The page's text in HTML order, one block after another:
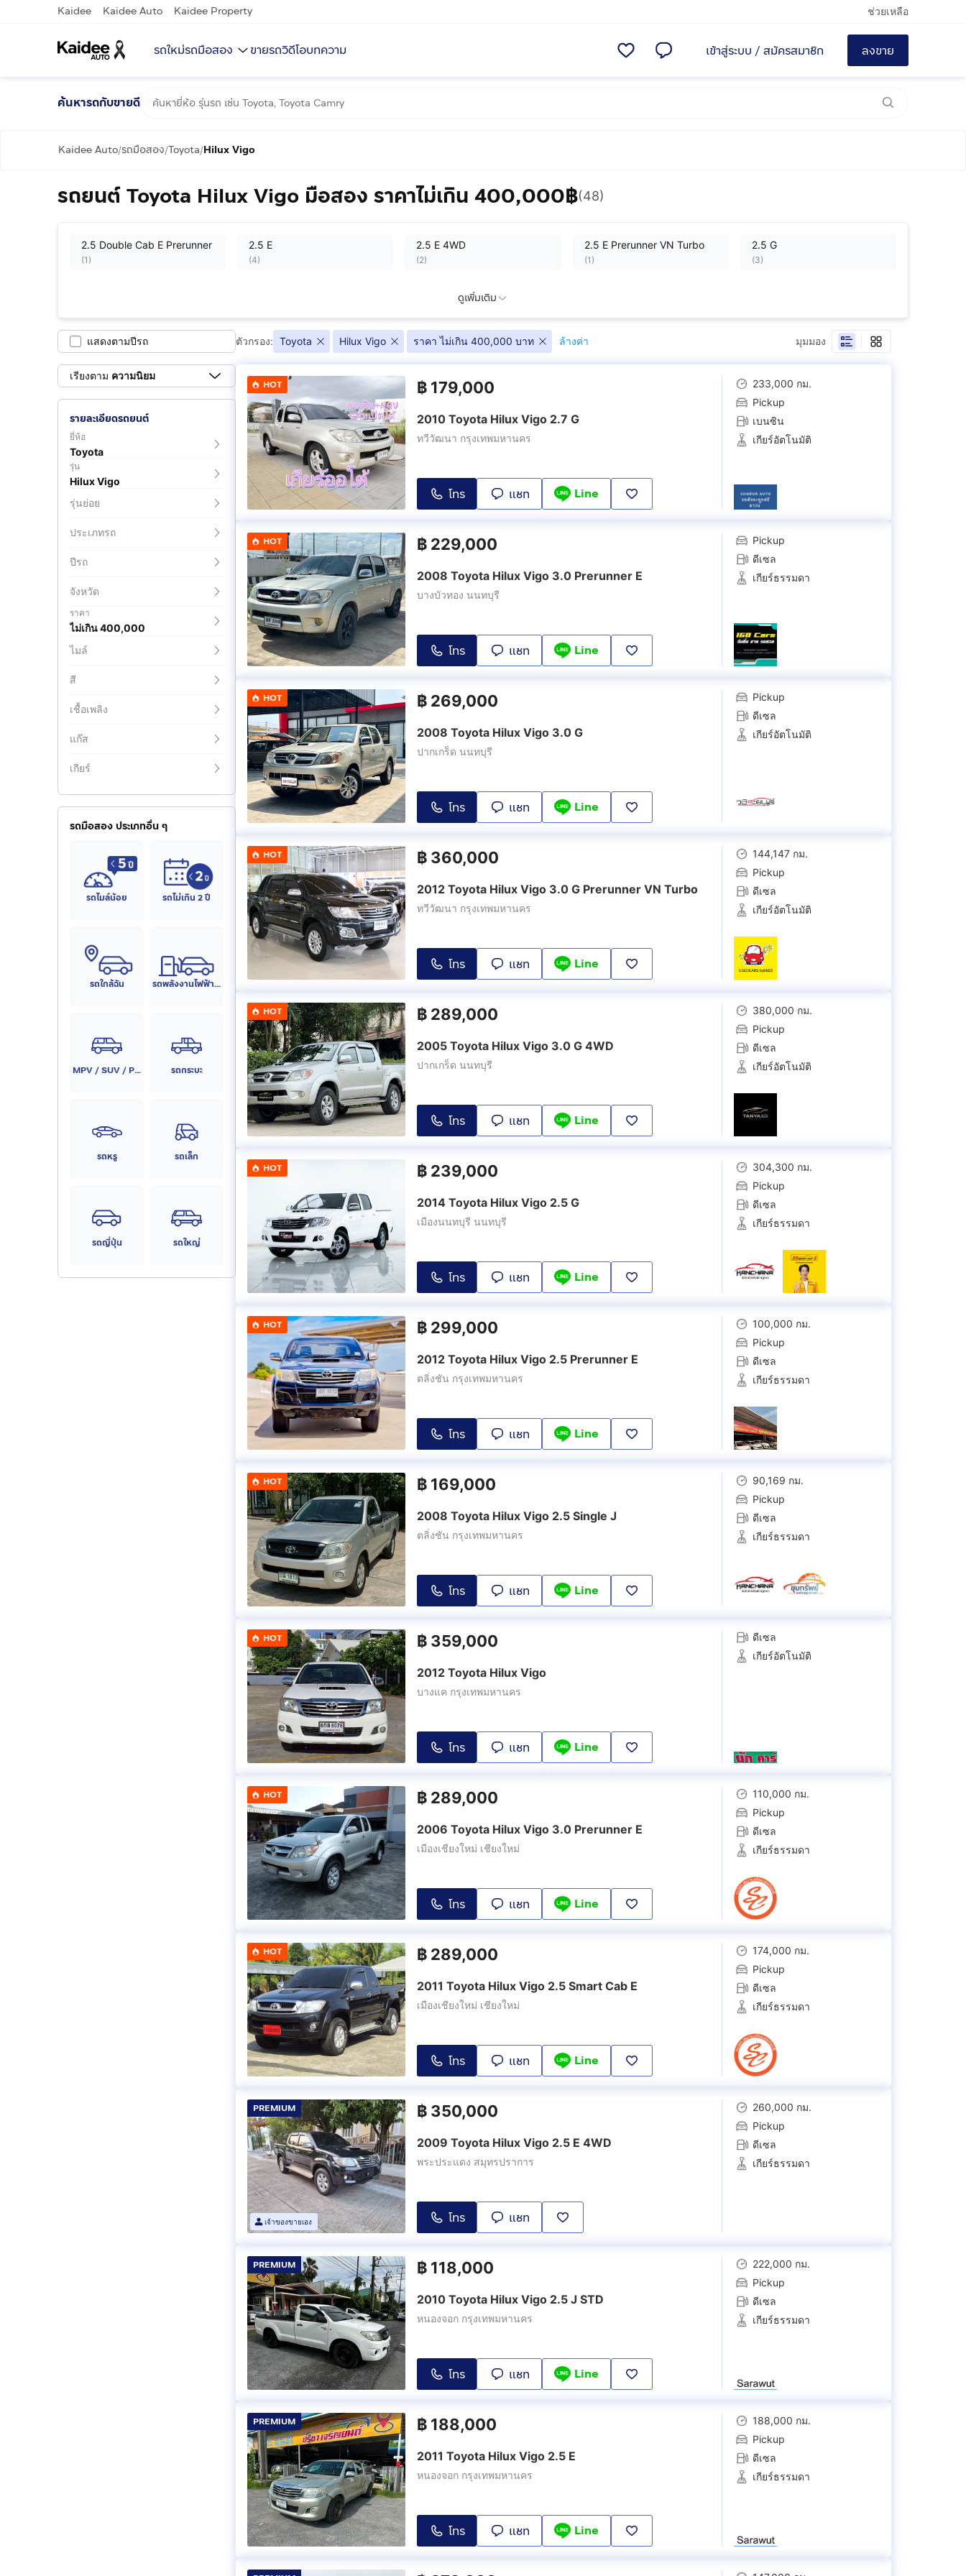
Kaidee Kaidee Auto Kaidee Property ช่วยเหลือ
รถใหม่รถมือสอง ขายรถวิดีโอบทความ เข้าสู่ระบบ / สมัครสมาชิก ลงขาย
ค้นหารถกับขายดี
Kaidee Auto/รถมือสอง/Toyota/Hilux Vigo
รถยนต์ Toyota Hilux Vigo มือสอง ราคาไม่เกิน 400,000฿(48)
2.5 Double Cab E Prerunner
(1 )
2.5 E
(4)
2.5 E 4WD
(2)
2.5 E Prerunner VN Turbo
(1 )
2.5 G
(3)
2.5 Prerunner E
2.5 Smart Cab E
(2)
2.7 G 3.0 E Prerunner
(3)
3.0 G 3.0 G 4WD
3.0 G Prerunner
(3)
3.0 G Prerunner VN Turbo
(2)
3.0 J
ดูเพิ่มเติม
แสดงตามปีรถ
เรียงตาม ความนิยม
รายละเอียดรถยนต์
ยี่ห้อ
Toyota
รุ่น
Hilux Vigo
รุ่นย่อย
ประเภทรถ
ปีรถ
จังหวัด
ราคา
ไม่เกิน 400,000
ไมล์
สี
เชื้อเพลิง
แก๊ส
เกียร์
รถมือสอง ประเภทอื่น ๆ
รถไมล์น้อย รถไม่เกิน 2 ปี
รถใกล้ฉัน รถพลังงานไฟฟ้า (EV)
MPV / SUV / PPV รถกระบะ
รถหรู รถเล็ก
รถญี่ปุ่น รถใหญ่
ตัวกรอง: Toyota Hilux Vigo ราคา ไม่เกิน 400,000 บาท ล้างค่า มุมมอง
HOT ฿ 179,000
2010 Toyota Hilux Vigo 2.7 G
ทวีวัฒนา กรุงเทพมหานคร
โทร แชท Line
233,000 กม.
Pickup
เบนซิน
เกียร์อัตโนมัติ
HOT ฿ 229,000
2008 Toyota Hilux Vigo 3.0 Prerunner E
บางบัวทอง นนทบุรี
โทร แชท Line
Pickup
ดีเซล
เกียร์ธรรมดา
HOT ฿ 269,000
2008 Toyota Hilux Vigo 3.0 G
ปากเกร็ด นนทบุรี
โทร แชท Line
Pickup
ดีเซล
เกียร์อัตโนมัติ
HOT ฿ 360,000
2012 Toyota Hilux Vigo 3.0 G Prerunner VN Turbo
ทวีวัฒนา กรุงเทพมหานคร
โทร แชท Line
144,147 กม.
Pickup
ดีเซล
เกียร์อัตโนมัติ
HOT ฿ 289,000
2005 Toyota Hilux Vigo 3.0 G 4WD
ปากเกร็ด นนทบุรี
โทร แชท Line
380,000 กม.
Pickup
ดีเซล
เกียร์อัตโนมัติ
HOT ฿ 239,000
2014 Toyota Hilux Vigo 2.5 G
เมืองนนทบุรี นนทบุรี
โทร แชท Line
304,300 กม.
Pickup
ดีเซล
เกียร์ธรรมดา
HOT ฿ 299,000
2012 Toyota Hilux Vigo 2.5 Prerunner E
ตลิ่งชัน กรุงเทพมหานคร
โทร แชท Line
100,000 กม.
Pickup
ดีเซล
เกียร์ธรรมดา
HOT ฿ 169,000
2008 Toyota Hilux Vigo 2.5 Single J
ตลิ่งชัน กรุงเทพมหานคร
โทร แชท Line
90,169 กม.
Pickup
ดีเซล
เกียร์ธรรมดา
HOT ฿ 359,000
2012 Toyota Hilux Vigo
บางแค กรุงเทพมหานคร
โทร แชท Line
ดีเซล
เกียร์อัตโนมัติ
HOT ฿ 289,000
2006 Toyota Hilux Vigo 3.0 Prerunner E
เมืองเชียงใหม่ เชียงใหม่
โทร แชท Line
110,000 กม.
Pickup
ดีเซล
เกียร์ธรรมดา
HOT ฿ 289,000
2011 Toyota Hilux Vigo 2.5 Smart Cab E
เมืองเชียงใหม่ เชียงใหม่
โทร แชท Line
174,000 กม.
Pickup
ดีเซล
เกียร์ธรรมดา
PREMIUM
เจ้าของขายเอง
฿ 350,000
2009 Toyota Hilux Vigo 2.5 E 4WD
พระประแดง สมุทรปราการ
โทร แชท
260,000 กม.
Pickup
ดีเซล
เกียร์ธรรมดา
PREMIUM ฿ 118,000
2010 Toyota Hilux Vigo 2.5 J STD
หนองจอก กรุงเทพมหานคร
โทร แชท Line
222,000 กม.
Pickup
ดีเซล
เกียร์ธรรมดา
PREMIUM ฿ 188,000
2011 Toyota Hilux Vigo 2.5 E
หนองจอก กรุงเทพมหานคร
โทร แชท Line
188,000 กม.
Pickup
ดีเซล
เกียร์ธรรมดา